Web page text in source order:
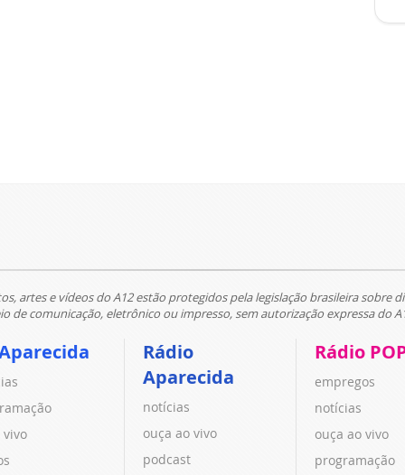
artes e vídeos do A12 estão protegidos pela legislação brasileira sobre
comunicação, eletrônico ou impresso, sem autorização expressa do
vivo
Rádio
Aparecida
notícias
ouça ao vivo
podcast
Rádio
empregos
notícias
ouça ao vivo
programação